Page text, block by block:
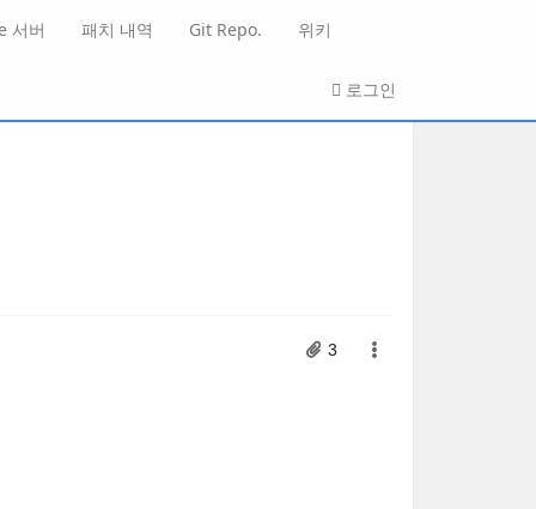
서버 패치 내역 Git Repo. 위키
로그인
3